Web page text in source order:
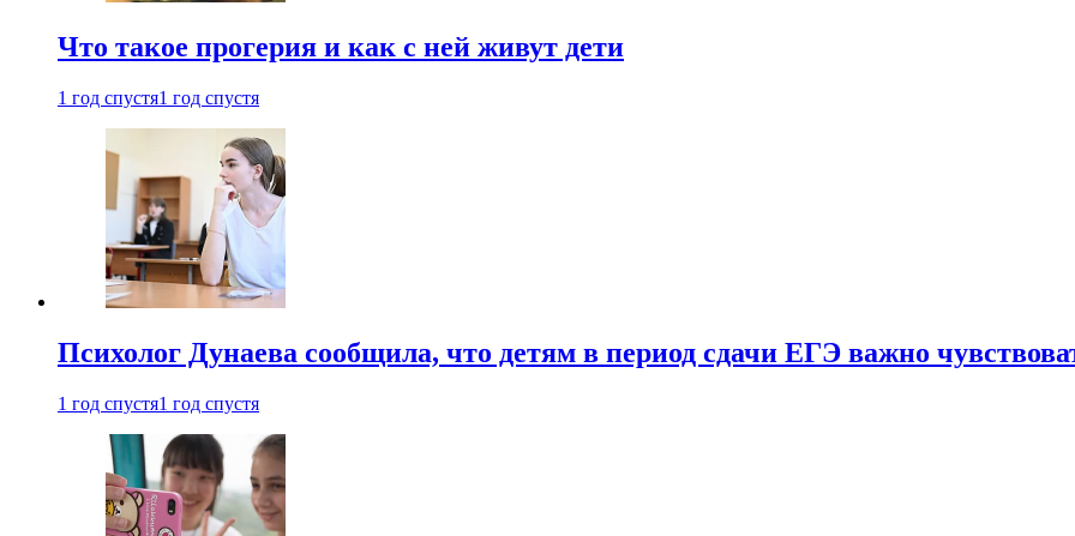
Что такое прогерия и как с ней живут дети
1 год спустя1 год спустя
Психолог Дунаева сообщила, что детям в период сдачи ЕГЭ важно
1 год спустя1 год спустя